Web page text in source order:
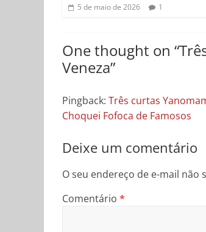
5 de maio de 2026 1
One thought on “
Veneza”
Pingback: Três curtas
Choquei Fofoca de Famosos
Deixe um comentário
O seu endereço de e-mail não
Comentário *